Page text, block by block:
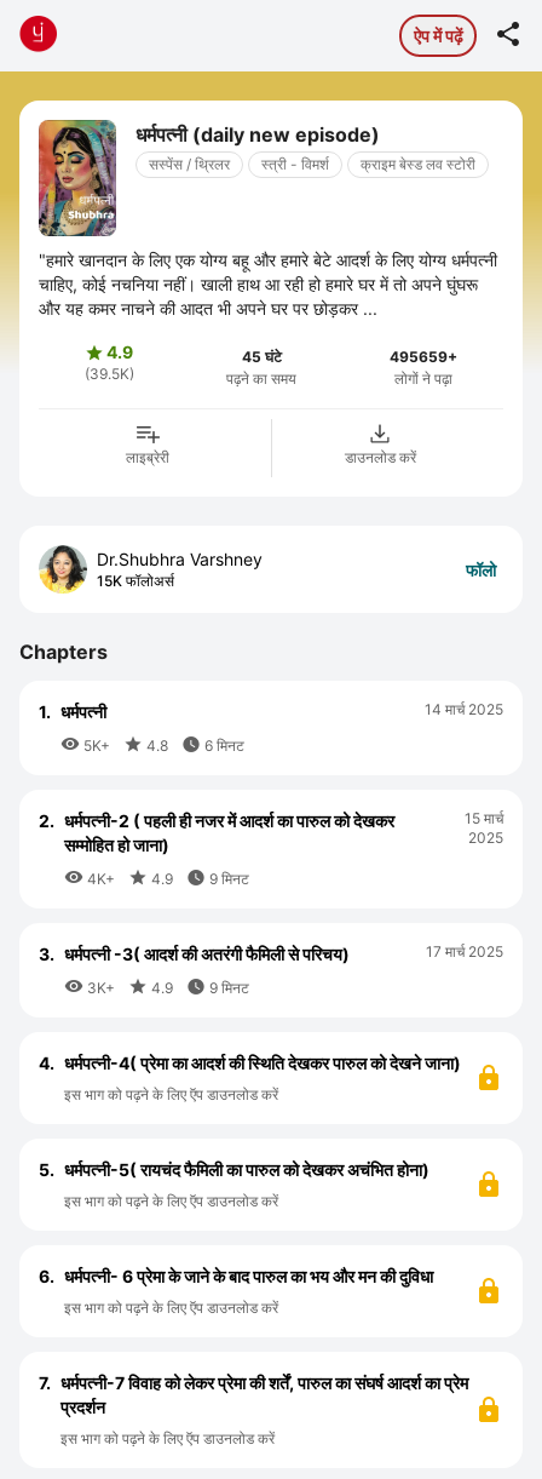
ऐप में पढ़ें 
धर्मपत्नी (daily new episode)
सस्पेंस / थ्रिलर स्त्री - विमर्श क्राइम बेस्ड लव स्टोरी
"हमारे खानदान के लिए एक योग्य बहू और हमारे बेटे आदर्श के लिए योग्य धर्मपत्नी
चाहिए, कोई नचनिया नहीं। खाली हाथ आ रही हो हमारे घर में तो अपने घुंघरू
और यह कमर नाचने की आदत भी अपने घर पर छोड़कर ...
4.9
(39.5K)
45 घंटे
पढ़ने का समय
495659+
लोगों ने पढ़ा
लाइब्रेरी डाउनलोड करें
Dr.Shubhra Varshney
15K फॉलोअर्स
फॉलो
Chapters
1. धर्मपत्नी
 5K+  4.8  6 मिनट
14 मार्च 2025
2. धर्मपत्नी-2 ( पहली ही नजर में आदर्श का पारुल को देखकर
सम्मोहित हो जाना)
 4K+  4.9  9 मिनट
15 मार्च
2025
3. धर्मपत्नी -3( आदर्श की अतरंगी फैमिली से परिचय)
 3K+  4.9  9 मिनट
17 मार्च 2025
4. धर्मपत्नी-4( प्रेमा का आदर्श की स्थिति देखकर पारुल को देखने जाना)
इस भाग को पढ़ने के लिए ऍप डाउनलोड करें
5. धर्मपत्नी-5( रायचंद फैमिली का पारुल को देखकर अचंभित होना)
इस भाग को पढ़ने के लिए ऍप डाउनलोड करें
6. धर्मपत्नी- 6 प्रेमा के जाने के बाद पारुल का भय और मन की दुविधा
इस भाग को पढ़ने के लिए ऍप डाउनलोड करें
7. धर्मपत्नी-7 विवाह को लेकर प्रेमा की शर्तें, पारुल का संघर्ष आदर्श का प्रेम
प्रदर्शन
इस भाग को पढ़ने के लिए ऍप डाउनलोड करें